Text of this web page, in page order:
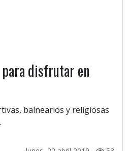
disfrutar en
balnearios y religiosas